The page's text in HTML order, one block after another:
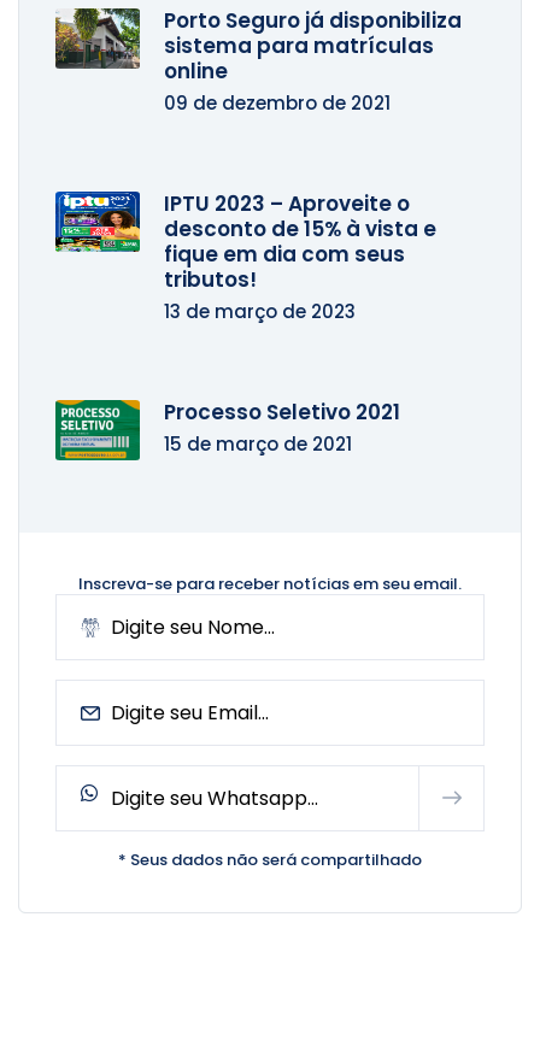
Porto Seguro já disponibiliza
sistema para matrículas
online
09 de dezembro de 2021
IPTU 2023 – Aproveite o
desconto de 15% à vista e
fique em dia com seus
tributos!
13 de março de 2023
Processo Seletivo 2021
15 de março de 2021
Inscreva-se para receber notíciasem seu email.
* Seus dados não será compartilhado